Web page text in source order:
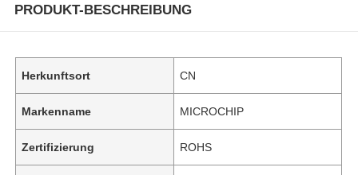
PRODUKT-BESCHREIBUNG
Herkunftsort CN
Markenname MICROCHIP
Zertifizierung ROHS